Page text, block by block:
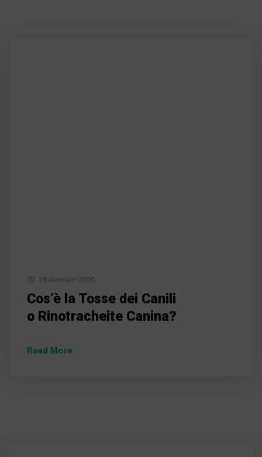
28 Gennaio 2020
Cos’è la Tosse dei Canili
o Rinotracheite Canina?
Read More